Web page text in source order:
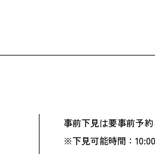
事前下見は要事前予約
※下見可能時間：